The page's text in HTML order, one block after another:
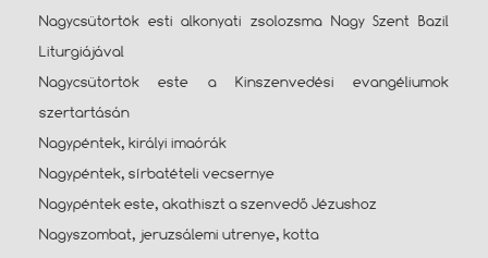
Nagycsütörtök esti alkonyati zsolozsma Nagy Szent Bazil
Liturgiájával
Nagycsütörtök este a Kinszenvedési evangéliumok
szertartásán
Nagypéntek, királyi imaórák
Nagypéntek, sírbatételi vecsernye
Nagypéntek este, akathiszt a szenvedő Jézushoz
Nagyszombat, jeruzsálemi utrenye, kotta